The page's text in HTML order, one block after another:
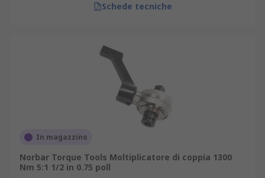
Schede tecniche
In magazzino
Norbar Torque Tools Moltiplicatore di coppia 1300
Nm 5:1 1/2 in 0.75 poll